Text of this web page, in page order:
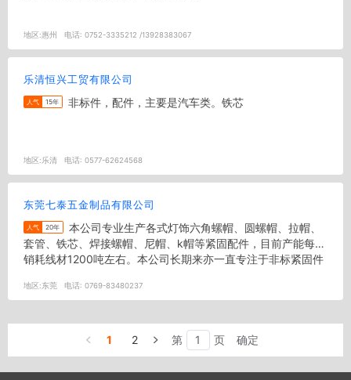
地区:惠州 电话: 0752-3335212 /13928383067
乐清恒兴工贸有限公司
人气 15年 非标件，配件，主要是汽车类。铁芯
地区: 乐清 电话: 0577-62624568
东莞七泰五金制品有限公司
人气 20年
套管、铁芯、焊接螺帽、尼帽、k帽等紧固配件，目前产能每月
销耗线材1200吨左右。本公司长期来亦一直专注于非标紧固件
地区:东莞 电话: 0769-83480237
1 2 第 页 确定